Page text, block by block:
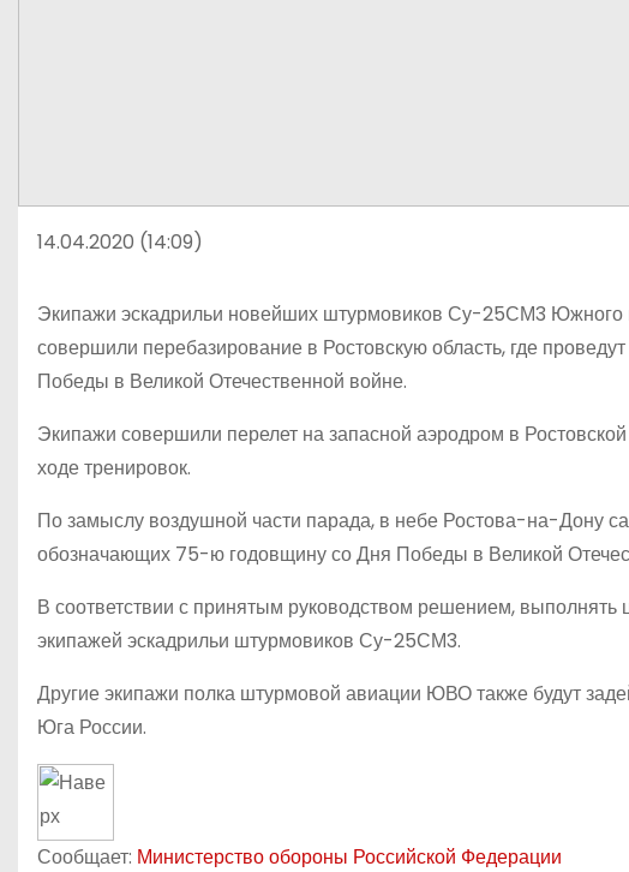
14.04.2020 (14:09)
Экипажи эскадрильи новейших штурмовиков Су-25СМ3 Южного
совершили перебазирование в Ростовскую область, где
Победы в Великой Отечественной войне.
Экипажи совершили перелет на запасной аэродром в
ходе тренировок.
По замыслу воздушной части парада, в небе Ростова-на-Дону
обозначающих 75-ю годовщину со Дня Победы в Великой
В соответствии с принятым руководством решением,
экипажей эскадрильи штурмовиков Су-25СМ3.
Другие экипажи полка штурмовой авиации ЮВО также будут
Юга России.
Сообщает: Министерство обороны Российской Федерации